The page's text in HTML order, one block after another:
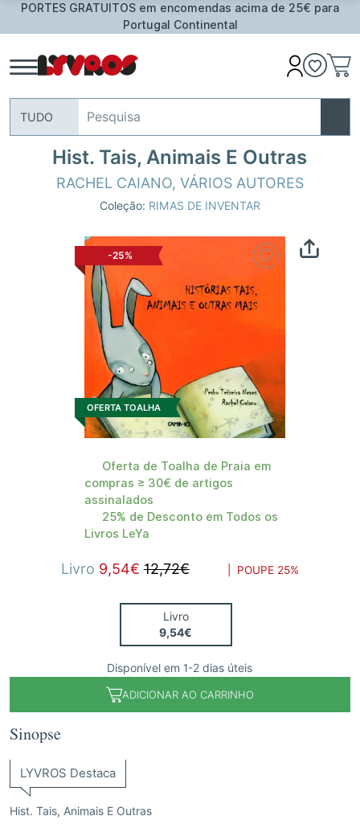
PORTES GRATUITOS em encomendas acima de 25€ para
Portugal Continental
TUDO
Hist. Tais, Animais E Outras
RACHEL CAIANO, VÁRIOS AUTORES
Coleção: RIMAS DE INVENTAR
-25%
OFERTA TOALHA
Oferta de Toalha de Praia em
compras ≥ 30€ de artigos
assinalados
25% de Desconto em Todos os
Livros LeYa
Livro 9,54€ 12,72€ | POUPE 25%
Livro
9,54€
Disponível em 1-2 dias úteis
ADICIONAR AO CARRINHO
Sinopse
LYVROS Destaca
Hist. Tais, Animais E Outras